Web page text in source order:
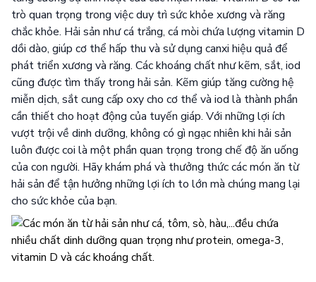
trò quan trọng trong việc duy trì sức khỏe xương và răng
chắc khỏe. Hải sản như cá trắng, cá mòi chứa lượng vitamin D
dồi dào, giúp cơ thể hấp thu và sử dụng canxi hiệu quả để
phát triển xương và răng. Các khoáng chất như kẽm, sắt, iod
cũng được tìm thấy trong hải sản. Kẽm giúp tăng cường hệ
miễn dịch, sắt cung cấp oxy cho cơ thể và iod là thành phần
cần thiết cho hoạt động của tuyến giáp. Với những lợi ích
vượt trội về dinh dưỡng, không có gì ngạc nhiên khi hải sản
luôn được coi là một phần quan trọng trong chế độ ăn uống
của con người. Hãy khám phá và thưởng thức các món ăn từ
hải sản để tận hưởng những lợi ích to lớn mà chúng mang lại
cho sức khỏe của bạn.